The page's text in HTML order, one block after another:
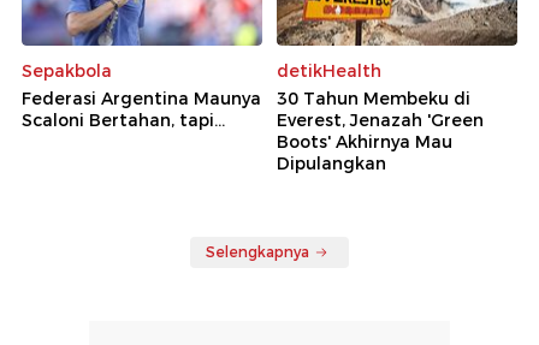
Sepakbola
Federasi Argentina Maunya
Scaloni Bertahan, tapi...
detikHealth
30 Tahun Membeku di
Everest, Jenazah 'Green
Boots' Akhirnya Mau
Dipulangkan
Selengkapnya